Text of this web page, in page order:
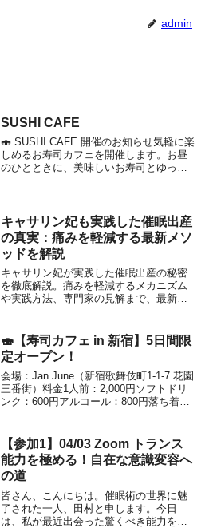
admin
SUSHI CAFE
🍣 SUSHI CAFE 開催のお知らせ気軽に楽
しめるお寿司カフェを開催します。お昼
のひとときに、美味しいお寿司とゆった
キャサリン妃も実践した催眠出産
の真実：痛みを軽減する最新メソ
ッドを解説
キャサリン妃が実践した催眠出産の秘密
を徹底解説。痛みを軽減するメカニズム
や実践方法、専門家の見解まで、最新の
🍣【寿司カフェ in 新宿】5日間限
定オープン！
会場：Jan June（新宿歌舞伎町1-1-7 花園
三番街）料金1人前：2,000円ソフトドリ
ンク：600円アルコール：800円落ち着い
開催します。📅 開催スケジュール...
【参加1】04/03 Zoom トランス
能力を極める！自在な意識変容へ
の道
皆さん、こんにちは。催眠術の世界に魅
了された一人、田村と申します。今日
は、私が最近出会った驚くべき能力を持